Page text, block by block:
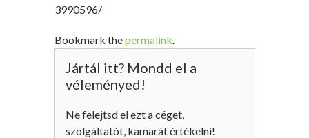
3990596/
Bookmark thepermalink
Jártál itt? Mondd el a
véleményed!
Ne felejtsd el ezt a céget,
szolgáltatót, kamarát értékelni!